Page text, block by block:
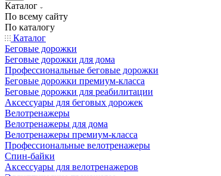
Каталог
По всему сайту
По каталогу
Каталог
Беговые дорожки
Беговые дорожки для дома
Профессиональные беговые дорожки
Беговые дорожки премиум-класса
Беговые дорожки для реабилитации
Аксессуары для беговых дорожек
Велотренажеры
Велотренажеры для дома
Велотренажеры премиум-класса
Профессиональные велотренажеры
Спин-байки
Аксессуары для велотренажеров